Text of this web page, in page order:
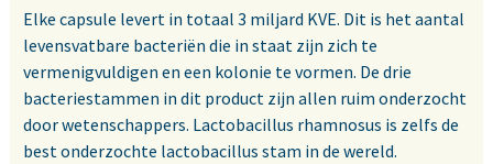
Elke capsule levert in totaal 3 miljard KVE. Dit is het aantal
levensvatbare bacteriën die in staat zijn zich te
vermenigvuldigen en een kolonie te vormen. De drie
bacteriestammen in dit product zijn allen ruim onderzocht
door wetenschappers. Lactobacillus rhamnosus is zelfs de
best onderzochte lactobacillus stam in de wereld.